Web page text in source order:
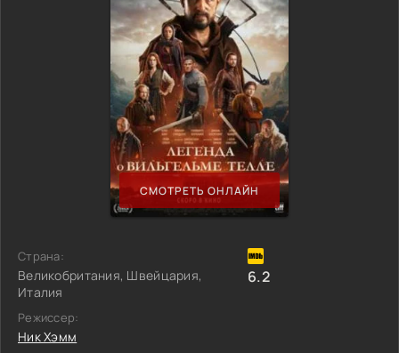
СМОТРЕТЬ ОНЛАЙН
Страна:
Великобритания, Швейцария,
Италия
Режиссер:
Ник Хэмм
6.2